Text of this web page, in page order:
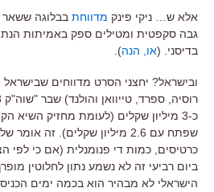
אלא ש… ניקי פינק מדווחת בבלוגה ששאר
גבה סקפטית ומטילים ספק באמיתות
בדיסני. (או, הנה).
ובישראל? יחצני הסרט מדווחים שבישראל
כרטיסים, כמות די פנומנלית (אם כי לפי
ביום רביעי זה לא נשמע נתון לחלוטין
הישראלי לא מבהיר הוא בכמה ימים